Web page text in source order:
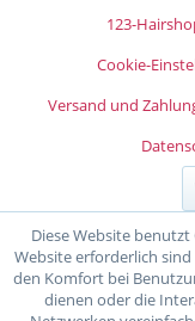
123-
Cookie-
Versand und
Diese Website
Website erforderlich
den Komfort bei
dienen oder die